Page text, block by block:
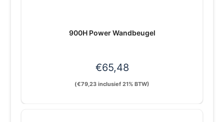
900H Power Wandbeugel
€65,48
(€79,23 inclusief 21% BTW)